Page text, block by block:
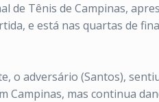
de Tênis de Campinas,
e está nas quartas de
o adversário (Santos),
Campinas, mas continua